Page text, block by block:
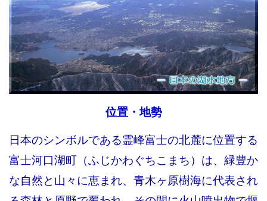
位置・地勢
日本のシンボルである霊峰富士の北麓に位置する
富士河口湖町（ふじかわぐちこまち）は、緑豊か
な自然と山々に恵まれ、青木ヶ原樹海に代表され